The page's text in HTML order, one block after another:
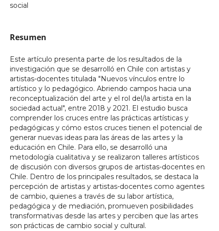
social
Resumen
Este artículo presenta parte de los resultados de la
investigación que se desarrolló en Chile con artistas y
artistas-docentes titulada "Nuevos vínculos entre lo
artístico y lo pedagógico. Abriendo campos hacia una
reconceptualización del arte y el rol del/la artista en la
sociedad actual", entre 2018 y 2021. El estudio busca
comprender los cruces entre las prácticas artísticas y
pedagógicas y cómo estos cruces tienen el potencial de
generar nuevas ideas para las áreas de las artes y la
educación en Chile. Para ello, se desarrolló una
metodología cualitativa y se realizaron talleres artísticos
de discusión con diversos grupos de artistas-docentes en
Chile. Dentro de los principales resultados, se destaca la
percepción de artistas y artistas-docentes como agentes
de cambio, quienes a través de su labor artística,
pedagógica y de mediación, promueven posibilidades
transformativas desde las artes y perciben que las artes
son prácticas de cambio social y cultural.